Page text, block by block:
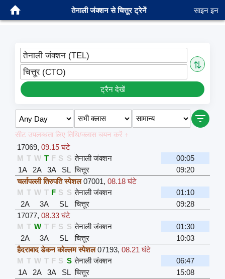
तेनाली जंक्शन से चित्तूर ट्रेनें साइन इन
तेनाली जंक्शन (TEL)
⇅
चित्तूर (CTO)
ट्रैन देखें
सीट उपलब्धता लिए तिथि/क्लास चयन करें ↑
17069,09.15 घंटे
M T W T F S S तेनाली जंक्शन
00:05
1A
2A 3A SL चित्तूर
09:20
चर्लापल्ली तिरुपति स्पेशल 07001,08.18 घंटे
M T W T F S S तेनाली जंक्शन
01:10
2A
3A SL चित्तूर
09:28
17077,08.33 घंटे
M T W T F S S तेनाली जंक्शन
01:30
2A
3A SL चित्तूर
10:03
हैदराबाद डेकन कोल्लम स्पेशल 07193,08.21 घंटे
M T W T F S S तेनाली जंक्शन
06:47
1A
2A 3A SL चित्तूर
15:08